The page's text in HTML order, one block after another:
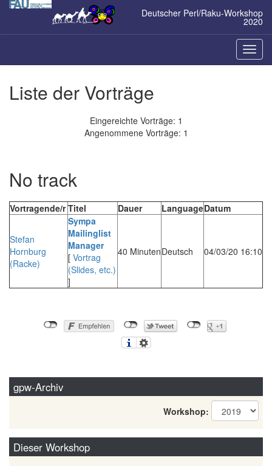
Zum
Deutscher Perl/Raku-Workshop
2020
ein-/
Liste der Vorträge
Eingereichte Vorträge: 1
Angenommene Vorträge: 1
No track
Vortragende/r Titel Dauer LanguageDatum
Stefan
Hornburg
(‎Racke‎)
‎Sympa
Mailinglist
Manager‎
[ Vortrag
(Slides, etc.)
]
40 MinutenDeutsch 04/03/20 16:10
gpw-Archiv
Workshop:
Dieser Workshop